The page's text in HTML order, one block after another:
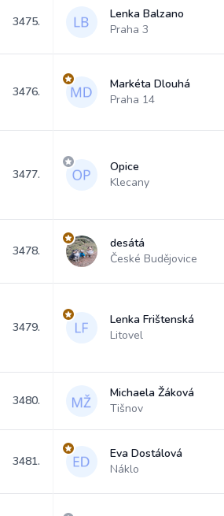
3475.
Lenka Balzano
Praha 3
3476.
Markéta Dlouhá
Praha 14
3477.
Opice
Klecany
3478.
desátá
České Budějovice
3479.
Lenka Frištenská
Litovel
3480.
Michaela Žáková
Tišnov
3481.
Eva Dostálová
Náklo